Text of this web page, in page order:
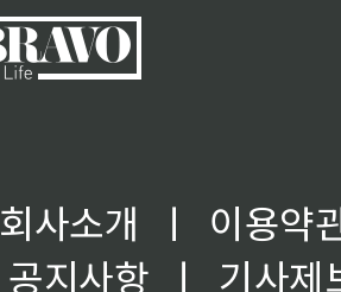
회사소개 ㅣ
이용약
공지사항
ㅣ
기사제